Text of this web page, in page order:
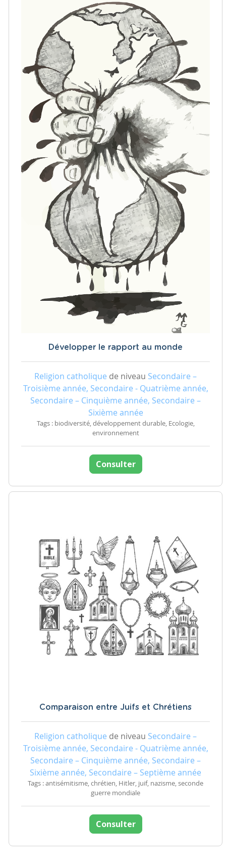
Développer le rapport au monde
Religion catholique de niveau Secondaire –
Troisième année, Secondaire - Quatrième année,
Secondaire – Cinquième année, Secondaire –
Sixième année
Tags : biodiversité, développement durable, Ecologie,
environnement
Consulter
Comparaison entre Juifs et Chrétiens
Religion catholique de niveau Secondaire –
Troisième année, Secondaire - Quatrième année,
Secondaire – Cinquième année, Secondaire –
Sixième année, Secondaire – Septième année
Tags : antisémitisme, chrétien, Hitler, juif, nazisme, seconde
guerre mondiale
Consulter